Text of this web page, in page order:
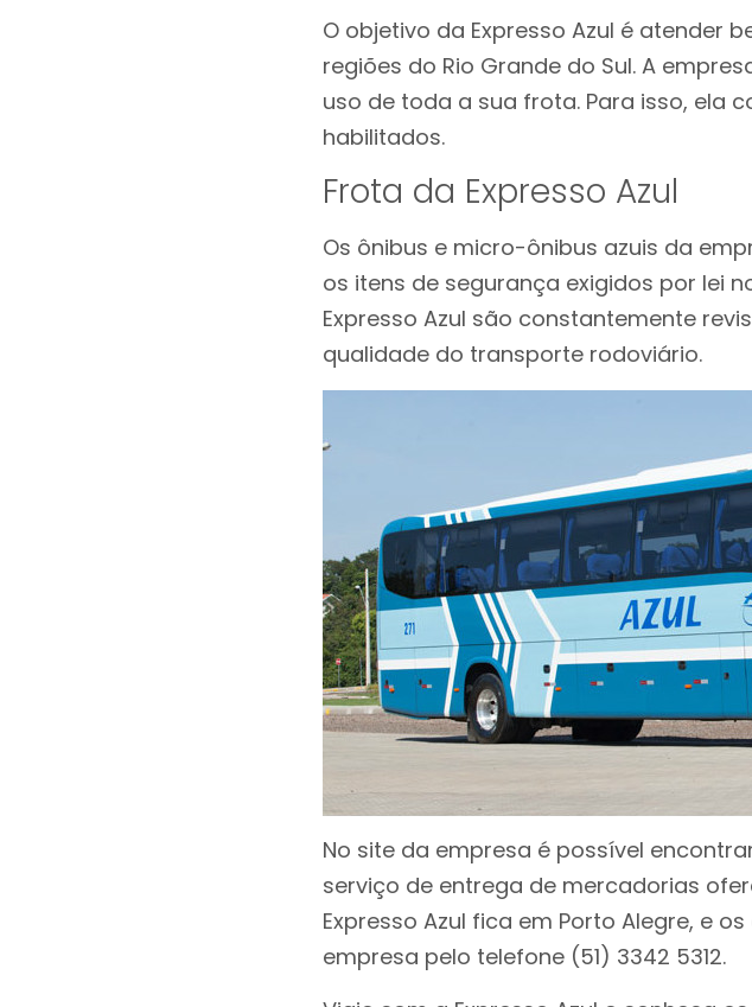
O objetivo da Expresso Azul é atender
regiões do Rio Grande do Sul. A
uso de toda a sua frota. Para isso, ela
habilitados.
Frota da Expresso Azul
Os ônibus e micro-ônibus azuis da
os itens de segurança exigidos por lei
Expresso Azul são constantemente
qualidade do transporte rodoviário.
No site da empresa é possível
serviço de entrega de mercadorias
Expresso Azul fica em Porto Alegre, e
empresa pelo telefone (51) 3342 5312.